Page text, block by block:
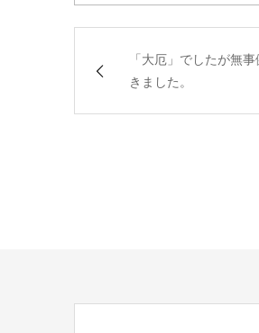
「大厄」でしたが無
きました。